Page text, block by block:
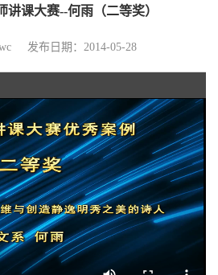
讲课大赛--何雨（二等奖）
发布日期：2014-05-28